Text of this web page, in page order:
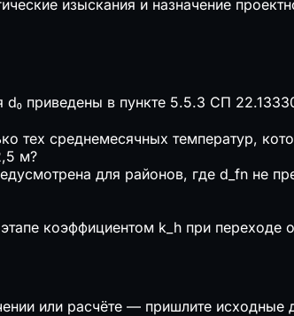
изыскания и назначение
приведены в пункте 5.5.3 СП
тех среднемесячных температур,
м?
для районов, где d_fn не
коэффициентом k_h при переходе
или расчёте — пришлите исходные